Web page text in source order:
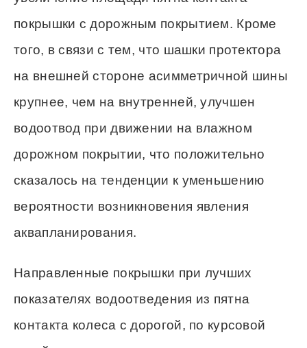
покрышки с дорожным покрытием. Кроме
того, в связи с тем, что шашки протектора
на внешней стороне асимметричной шины
крупнее, чем на внутренней, улучшен
водоотвод при движении на влажном
дорожном покрытии, что положительно
сказалось на тенденции к уменьшению
вероятности возникновения явления
аквапланирования.
Направленные покрышки при лучших
показателях водоотведения из пятна
контакта колеса с дорогой, по курсовой